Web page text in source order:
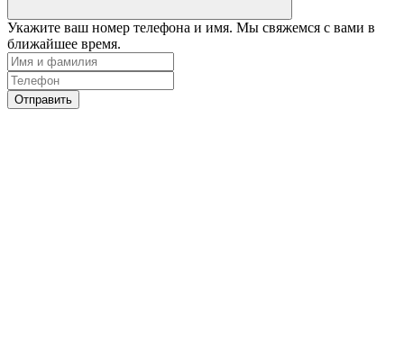
Укажите ваш номер телефона и имя. Мы свяжемся с вами в
ближайшее время.
Отправить